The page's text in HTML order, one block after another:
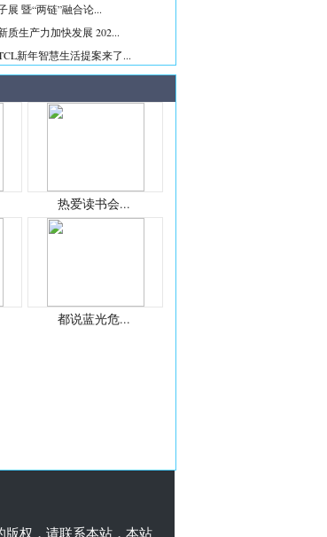
展 暨“两链”融合论...
质生产力加快发展 202...
新年智慧生活提案来了...
热爱读书会...
都说蓝光危...
权，请联系本站，本站